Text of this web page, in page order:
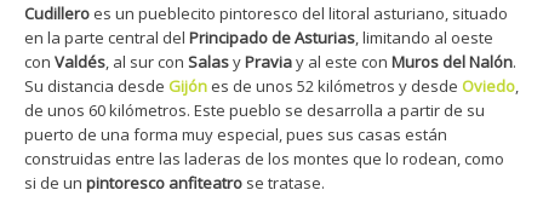
Cudillero es un pueblecito pintoresco del litoral asturiano, situado
en la parte central del Principado de Asturias, limitando al oeste
con Valdés, al sur con SalasyPraviay al este con Muros del Nalón.
Su distancia desde Gijón es de unos 52 kilómetros y desde Oviedo,
de unos 60 kilómetros. Este pueblo se desarrolla a partir de su
puerto de una forma muy especial, pues sus casas están
construidas entre las laderas de los montes que lo rodean, como
si de un pintoresco anfiteatro se tratase.